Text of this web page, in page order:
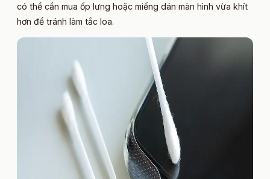
có thể cần mua ốp lưng hoặc miếng dán màn hình vừa khít
hơn để tránh làm tắc loa.